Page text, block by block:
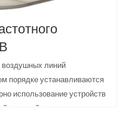
воздушных линий
порядке устанавливаются
использование устройств
защитой...